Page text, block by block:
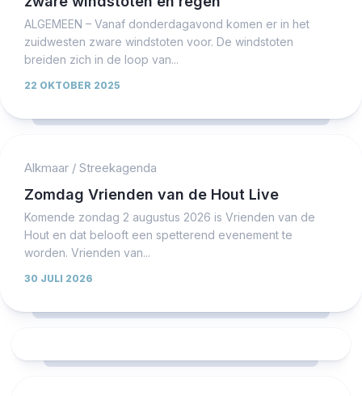
ALGEMEEN – Vanaf donderdagavond komen er in het
zuidwesten zware windstoten voor. De windstoten
breiden zich in de loop van...
22 OKTOBER 2025
Alkmaar / Streekagenda
Zomdag Vrienden van de Hout Live
Komende zondag 2 augustus 2026 is Vrienden van de
Hout en dat belooft een spetterend evenement te
worden. Vrienden van...
30 JULI 2026